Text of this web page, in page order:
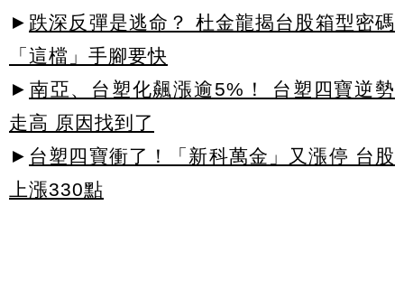
► 跌深反彈是逃命？ 杜金龍揭台股箱型密碼
「這檔」手腳要快
► 南亞、台塑化飆漲逾5%！ 台塑四寶逆勢
走高 原因找到了
► 台塑四寶衝了！「新科萬金」又漲停 台股
上漲330點